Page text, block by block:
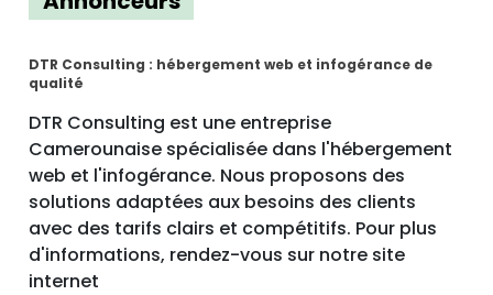
DTR Consulting : hébergement web et infogérance de
qualité
DTR Consulting est une entreprise
Camerounaise spécialisée dans l'hébergement
web et l'infogérance. Nous proposons des
solutions adaptées aux besoins des clients
avec des tarifs clairs et compétitifs. Pour plus
d'informations, rendez-vous sur notre site
internet